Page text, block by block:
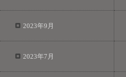
2023年9月
2023年7月